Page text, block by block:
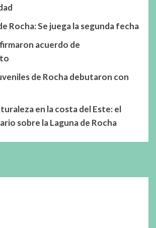
Rocha: Se juega la segunda fecha
acuerdo de
de Rocha debutaron con
en la costa del Este: el
sobre la Laguna de Rocha